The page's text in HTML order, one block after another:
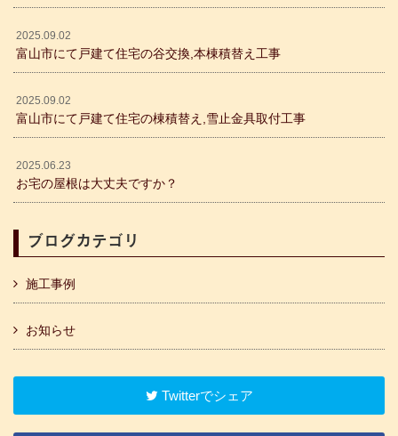
2025.09.02
富山市にて戸建て住宅の谷交換,本棟積替え工事
2025.09.02
富山市にて戸建て住宅の棟積替え,雪止金具取付工事
2025.06.23
お宅の屋根は大丈夫ですか？
ブログカテゴリ
施工事例
お知らせ
Twitterでシェア